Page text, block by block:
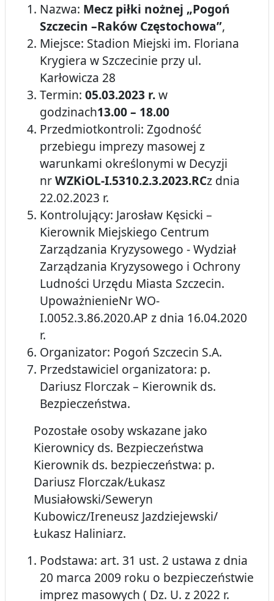
Nazwa: Mecz piłki nożnej „Pogoń
Szczecin –Raków Częstochowa”,
Miejsce: Stadion Miejski im. Floriana
Krygiera w Szczecinie przy ul.
Karłowicza 28
Termin: 05.03.2023 r.w
godzinach13.00 – 18.00
Przedmiotkontroli: Zgodność
przebiegu imprezy masowej z
warunkami określonymi w Decyzji
nrWZKiOL-I.5310.2.3.2023.RCz dnia
22.02.2023 r.
Kontrolujący: Jarosław Kęsicki –
Kierownik Miejskiego Centrum
Zarządzania Kryzysowego - Wydział
Zarządzania Kryzysowego i Ochrony
Ludności Urzędu Miasta Szczecin.
UpoważnienieNr WO-
I.0052.3.86.2020.AP z dnia 16.04.2020
r.
Organizator: Pogoń Szczecin S.A.
Przedstawiciel organizatora: p.
Dariusz Florczak – Kierownik ds.
Bezpieczeństwa.
Pozostałe osoby wskazane jako
Kierownicy ds. Bezpieczeństwa
Kierownik ds. bezpieczeństwa: p.
Dariusz Florczak/Łukasz
Musiałowski/Seweryn
Kubowicz/Ireneusz Jazdziejewski/
Łukasz Haliniarz.
Podstawa: art. 31 ust. 2 ustawa z dnia
20 marca 2009 roku o bezpieczeństwie
imprez masowych ( Dz. U. z 2022 r.